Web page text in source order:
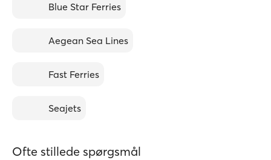
Blue Star Ferries
Aegean Sea Lines
Fast Ferries
Seajets
Ofte stillede spørgsmål